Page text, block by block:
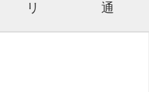
リ
通